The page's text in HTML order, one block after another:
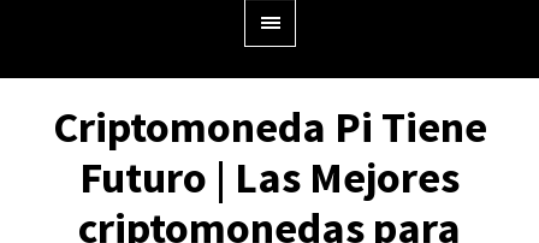
Criptomoneda Pi Tiene
Futuro | Las Mejores
criptomonedas para